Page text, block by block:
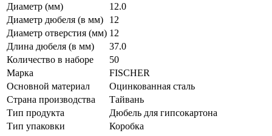
Диаметр (мм)
12.0
Диаметр дюбеля (в мм)
12
Диаметр отверстия (мм) 12
Длина дюбеля (в мм)
37.0
Количество в наборе
50
Марка
FISCHER
Основной материал
Оцинкованная сталь
Страна производства
Тайвань
Тип продукта
Дюбель для гипсокартона
Тип упаковки
Коробка